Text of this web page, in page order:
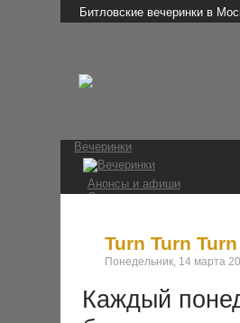
Битловские вечеринки в
Вечеринки
Анонсы и афиши
Отчеты о вечеринках
Мы в СМИ
Битломаны
Наши мероприятия
Встречи на Стреле
Turn Turn
Понедельник, 14 марта
Каждый